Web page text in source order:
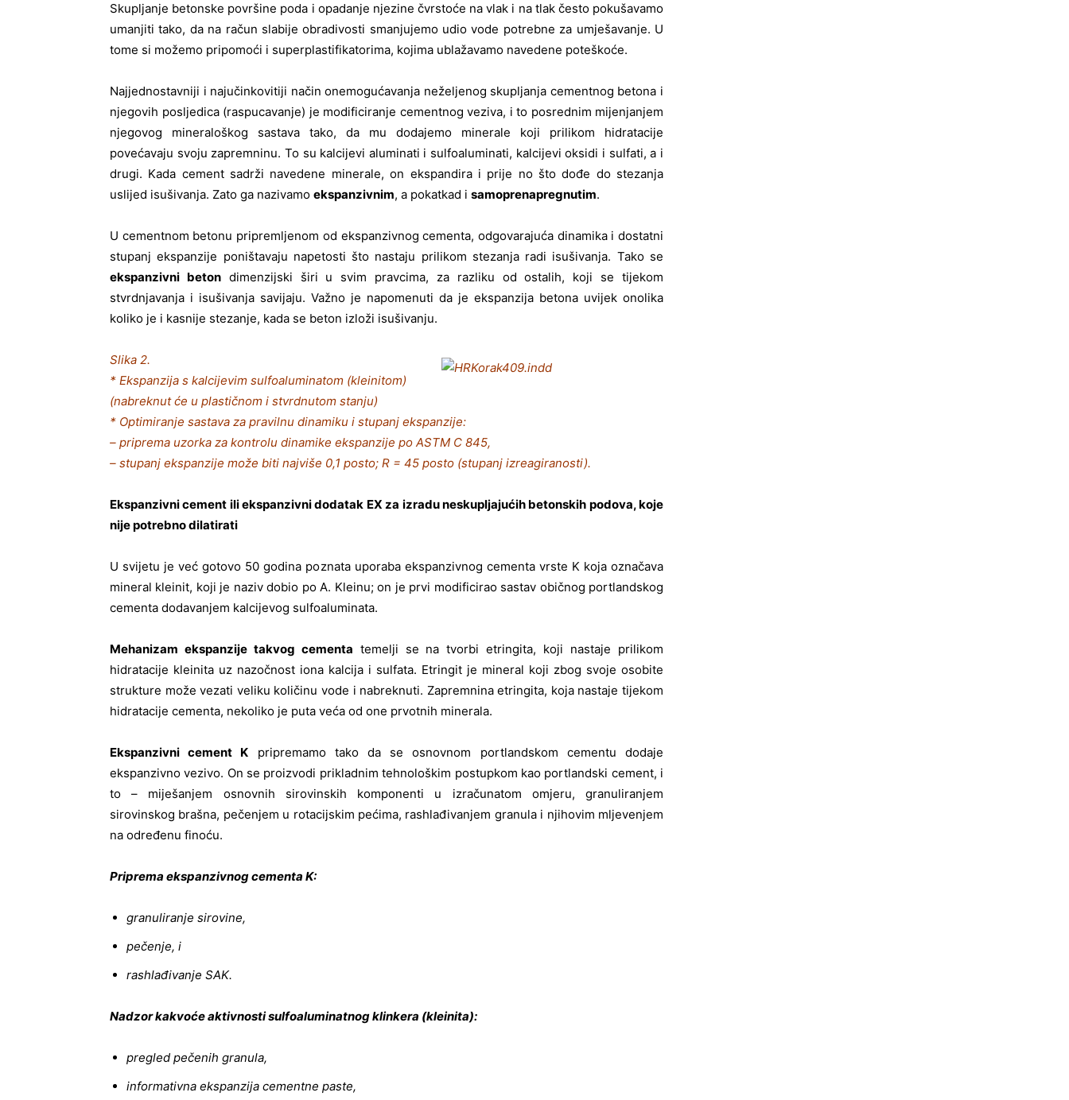
Skupljanje betonske površine poda i opadanje njezine čvrstoće na vlak i na tlak često pokušavamo
umanjiti tako, da na račun slabije obradivosti smanjujemo udio vode potrebne za umješavanje. U
tome si možemo pripomoći i superplastifikatorima, kojima ublažavamo navedene poteškoće.
Najjednostavniji i najučinkovitiji način onemogućavanja neželjenog skupljanja cementnog betona i
njegovih posljedica (raspucavanje) je modificiranje cementnog veziva, i to posrednim mijenjanjem
njegovog mineraloškog sastava tako, da mu dodajemo minerale koji prilikom hidratacije
povećavaju svoju zapremninu. To su kalcijevi aluminati i sulfoaluminati, kalcijevi oksidi i sulfati, a i
drugi. Kada cement sadrži navedene minerale, on ekspandira i prije no što dođe do stezanja
uslijed isušivanja. Zato ga nazivamo ekspanzivnim, a pokatkad i samoprenapregnutim.
U cementnom betonu pripremljenom od ekspanzivnog cementa, odgovarajuća dinamika i dostatni
stupanj ekspanzije poništavaju napetosti što nastaju prilikom stezanja radi isušivanja. Tako se
ekspanzivni betondimenzijski širi u svim pravcima, za razliku od ostalih, koji se tijekom
stvrdnjavanja i isušivanja savijaju. Važno je napomenuti da je ekspanzija betona uvijek onolika
koliko je i kasnije stezanje, kada se beton izloži isušivanju.
Slika 2.
* Ekspanzija s kalcijevim sulfoaluminatom (kleinitom)
(nabreknut će u plastičnom i stvrdnutom stanju)
* Optimiranje sastava za pravilnu dinamiku i stupanj ekspanzije:
– priprema uzorka za kontrolu dinamike ekspanzije po ASTM C 845,
– stupanj ekspanzije može biti najviše 0,1 posto; R = 45 posto (stupanj izreagiranosti).
Ekspanzivni cement ili ekspanzivni dodatak EX za izradu neskupljajućih betonskih podova, koje
nije potrebno dilatirati
U svijetu je već gotovo 50 godina poznata uporaba ekspanzivnog cementa vrste K koja označava
mineral kleinit, koji je naziv dobio po A. Kleinu; on je prvi modificirao sastav običnog portlandskog
cementa dodavanjem kalcijevog sulfoaluminata.
Mehanizam ekspanzije takvog cementa temelji se na tvorbi etringita, koji nastaje prilikom
hidratacije kleinita uz nazočnost iona kalcija i sulfata. Etringit je mineral koji zbog svoje osobite
strukture može vezati veliku količinu vode i nabreknuti. Zapremnina etringita, koja nastaje tijekom
hidratacije cementa, nekoliko je puta veća od one prvotnih minerala.
Ekspanzivni cement K pripremamo tako da se osnovnom portlandskom cementu dodaje
ekspanzivno vezivo. On se proizvodi prikladnim tehnološkim postupkom kao portlandski cement, i
to – miješanjem osnovnih sirovinskih komponenti u izračunatom omjeru, granuliranjem
sirovinskog brašna, pečenjem u rotacijskim pećima, rashlađivanjem granula i njihovim mljevenjem
na određenu finoću.
Priprema ekspanzivnog cementa K:
granuliranje sirovine,
pečenje, i
rashlađivanje SAK.
Nadzor kakvoće aktivnosti sulfoaluminatnog klinkera (kleinita):
pregled pečenih granula,
informativna ekspanzija cementne paste,